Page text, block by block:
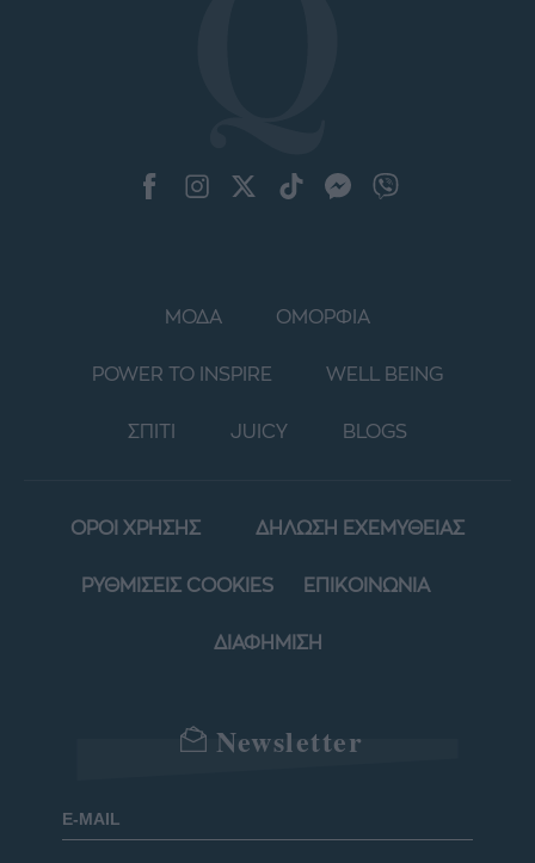
ΜΟΔΑ ΟΜΟΡΦΙΑ
POWER TO INSPIRE WELL BEING
ΣΠΙΤΙ JUICY BLOGS
ΟΡΟΙ ΧΡΗΣΗΣ ΔΗΛΩΣΗ ΕΧΕΜΥΘΕΙΑΣ
ΡΥΘΜΙΣΕΙΣ COOKIES ΕΠΙΚΟΙΝΩΝΙΑ
ΔΙΑΦΗΜΙΣΗ
Newsletter